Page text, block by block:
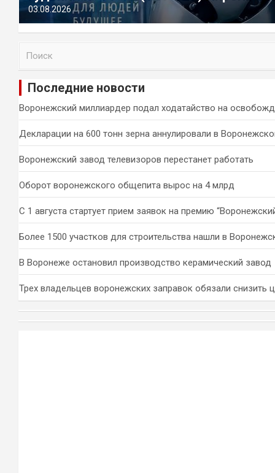
03.08.2026
и
Последние новости
Воронежский миллиардер подал ходатайство на
Декларации на 600 тонн зерна аннулировали в
Воронежский завод телевизоров перестанет работать
Оборот воронежского общепита вырос на 4 млрд
С 1 августа стартует прием заявок на премию
Более 1500 участков для строительства нашли в
В Воронеже остановил производство керамический завод
Трех владельцев воронежских заправок обязали снизить